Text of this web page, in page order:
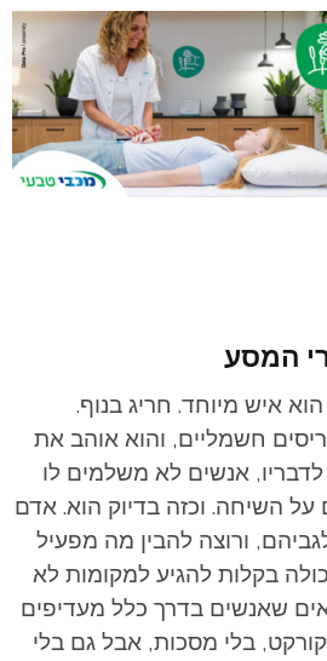
המסע
הוא איש מיוחד. חריג בנוף.
חשמליים, והוא אוהב את
אנשים לא משלמים לו
על השיחה. וכזה בדיוק הוא. אדם
ורוצה להבין מה מפעיל
בקלות להגיע למקומות לא
שאנשים בדרך כלל מעדיפים
קורקט, בלי מסכות, אבל גם בלי